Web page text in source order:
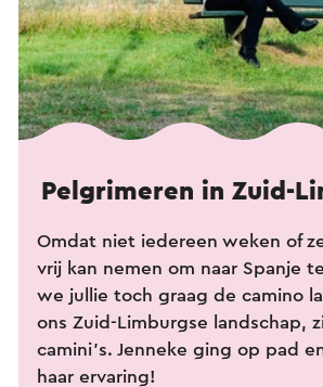
Pelgrimeren in Zuid-
Omdat niet iedereen weken of
vrij kan nemen om naar Spanje
we jullie toch graag de camino
ons Zuid-Limburgse landschap,
camini’s. Jenneke ging op pad
haar ervaring!